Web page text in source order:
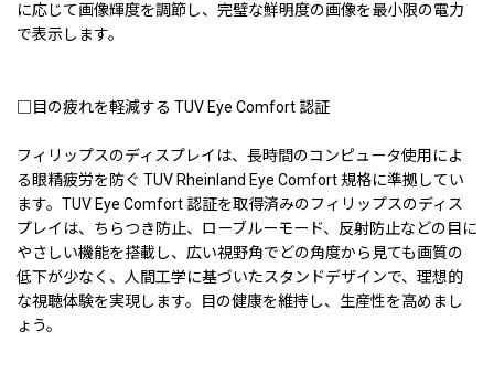
に応じて画像輝度を調節し、完璧な鮮明度の画像を最小限の電力
で表示します。
□目の疲れを軽減する TUV Eye Comfort 認証
フィリップスのディスプレイは、長時間のコンピュータ使用によ
る眼精疲労を防ぐ TUV Rheinland Eye Comfort 規格に準拠してい
ます。TUV Eye Comfort 認証を取得済みのフィリップスのディス
プレイは、ちらつき防止、ローブルーモード、反射防止などの目に
やさしい機能を搭載し、広い視野角でどの角度から見ても画質の
低下が少なく、人間工学に基づいたスタンドデザインで、理想的
な視聴体験を実現します。目の健康を維持し、生産性を高めまし
ょう。